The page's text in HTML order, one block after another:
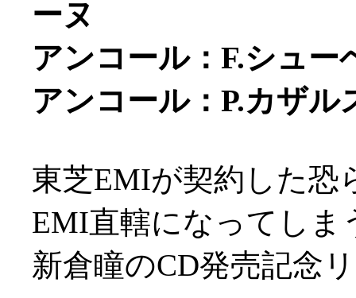
ーヌ
アンコール：F.シュ
アンコール：P.カザ
東芝EMIが契約した恐
EMI直轄になってしま
新倉瞳のCD発売記念